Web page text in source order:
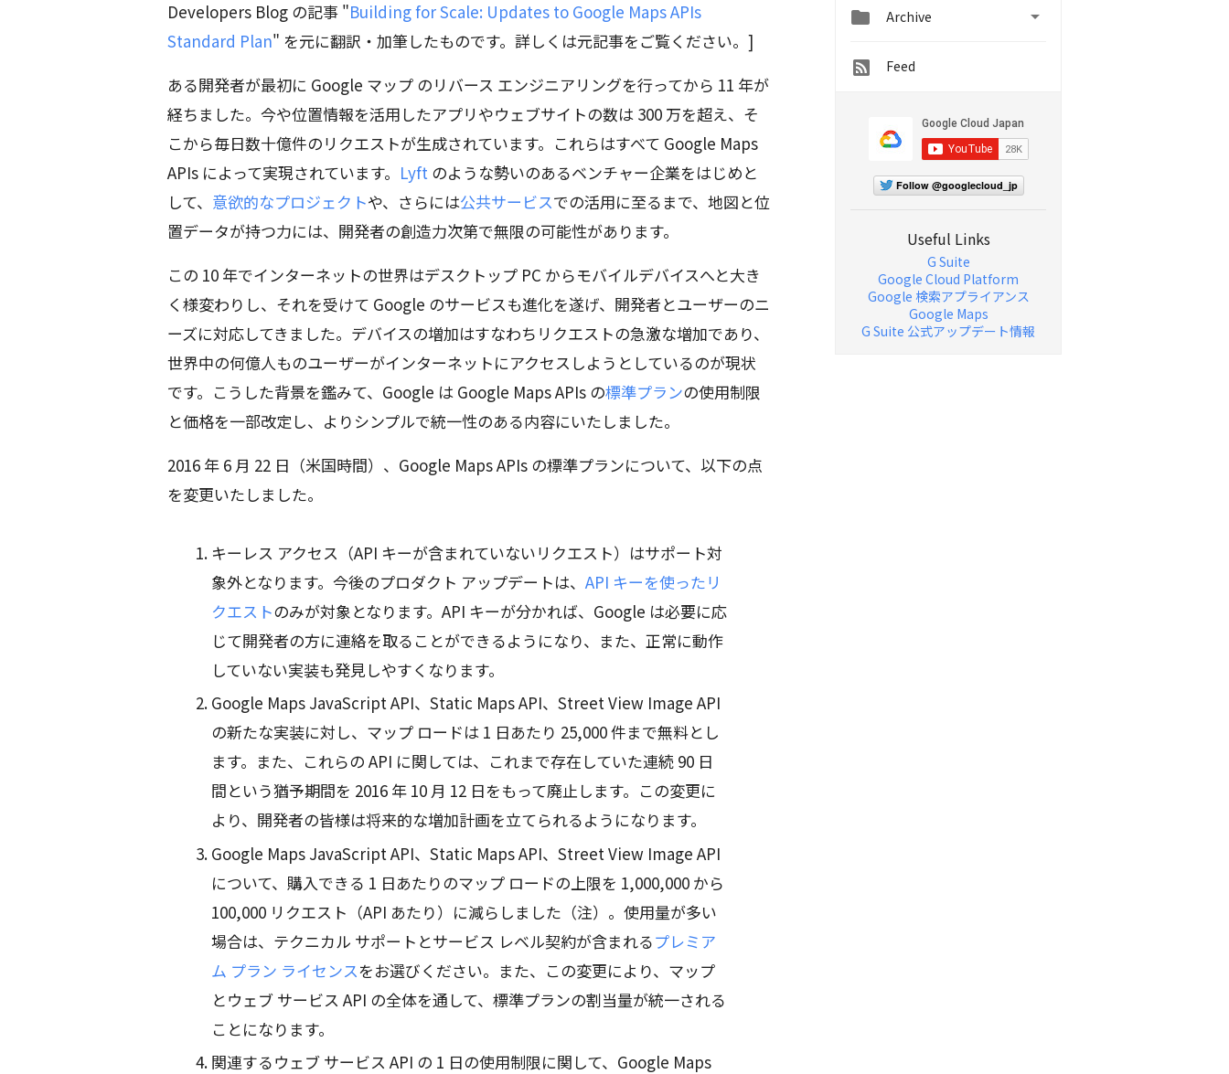
Developers Blog の記事 "Building for Scale: Updates to Google Maps APIs
Standard Plan" を元に翻訳・加筆したものです。詳しくは元記事をご覧ください。]
ある開発者が最初に Google マップ のリバース エンジニアリングを行ってから 11 年が
経ちました。今や位置情報を活用したアプリやウェブサイトの数は 300 万を超え、そ
こから毎日数十億件のリクエストが生成されています。これらはすべて Google Maps
APIs によって実現されています。 Lyft のような勢いのあるベンチャー企業をはじめと
して、 意欲的なプロジェクトや、さらには公共サービスでの活用に至るまで、地図と位
置データが持つ力には、開発者の創造力次第で無限の可能性があります。
この 10 年でインターネットの世界はデスクトップ PC からモバイルデバイスへと大き
く様変わりし、それを受けて Google のサービスも進化を遂げ、開発者とユーザーのニ
ーズに対応してきました。デバイスの増加はすなわちリクエストの急激な増加であり、
世界中の何億人ものユーザーがインターネットにアクセスしようとしているのが現状
です。こうした背景を鑑みて、Google は Google Maps APIs の標準プランの使用制限
と価格を一部改定し、よりシンプルで統一性のある内容にいたしました。
2016 年 6 月 22 日（米国時間）、Google Maps APIs の標準プランについて、以下の点
を変更いたしました。
キーレス アクセス（API キーが含まれていないリクエスト）はサポート対
象外となります。今後のプロダクト アップデートは、 API キーを使ったリ
クエストのみが対象となります。API キーが分かれば、Google は必要に応
じて開発者の方に連絡を取ることができるようになり、また、正常に動作
していない実装も発見しやすくなります。
Google Maps JavaScript API、Static Maps API、Street View Image API
の新たな実装に対し、マップ ロードは 1 日あたり 25,000 件まで無料とし
ます。また、これらの API に関しては、これまで存在していた連続 90 日
間という猶予期間を 2016 年 10 月 12 日をもって廃止します。この変更に
より、開発者の皆様は将来的な増加計画を立てられるようになります。
Google Maps JavaScript API、Static Maps API、Street View Image API
について、購入できる 1 日あたりのマップ ロードの上限を 1,000,000 から
100,000 リクエスト（API あたり）に減らしました（注）。使用量が多い
場合は、テクニカル サポートとサービス レベル契約が含まれるプレミア
ム プラン ライセンスをお選びください。また、この変更により、マップ
とウェブ サービス API の全体を通して、標準プランの割当量が統一される
ことになります。
関連するウェブ サービス API の 1 日の使用制限に関して、Google Maps
 Archive 
Feed
Follow @googlecloud_jp
Useful Links
G Suite
Google Cloud Platform
Google 検索アプライアンス
Google Maps
G Suite 公式アップデート情報